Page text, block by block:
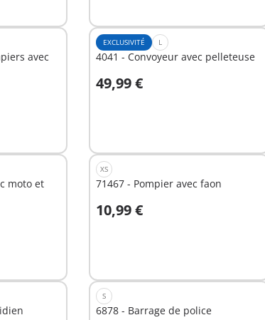
avec
EXCLUSIVITÉ L
4041 - Convoyeur avec pelleteuse
49,99 €
Au panier
moto et
XS
71467 - Pompier avec faon
10,99 €
Au panier
S
6878 - Barrage de police